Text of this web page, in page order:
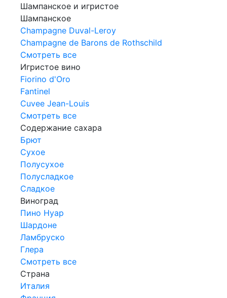
Шампанское и игристое
Шампанское
Champagne Duval-Leroy
Champagne de Barons de Rothschild
Смотреть все
Игристое вино
Fiorino d'Oro
Fantinel
Cuvee Jean-Louis
Смотреть все
Содержание сахара
Брют
Сухое
Полусухое
Полусладкое
Сладкое
Виноград
Пино Нуар
Шардоне
Ламбруско
Глера
Смотреть все
Страна
Италия